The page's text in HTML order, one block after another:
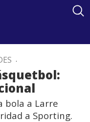
.
bola a Larre
a Sporting.